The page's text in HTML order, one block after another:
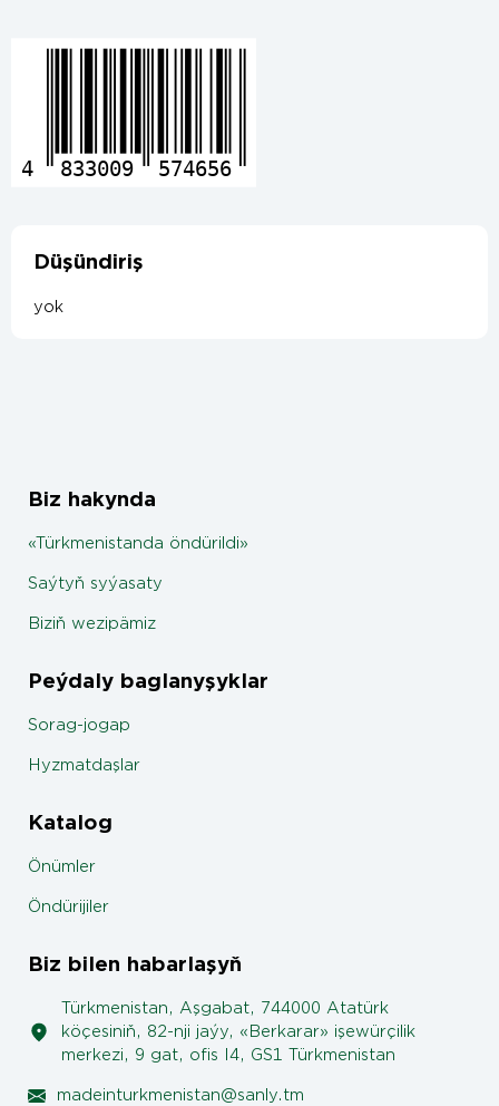
4 833009 574656
Düşündiriş
yok
Biz hakynda
«Türkmenistanda öndürildi»
Saýtyň syýasaty
Biziň wezipämiz
Peýdaly baglanyşyklar
Sorag-jogap
Hyzmatdaşlar
Katalog
Önümler
Öndürijiler
Biz bilen habarlaşyň
Türkmenistan, Aşgabat, 744000 Atatürk
köçesiniň, 82-nji jaýy, «Berkarar» işewürçilik
merkezi, 9 gat, ofis I4, GS1 Türkmenistan
madeinturkmenistan@sanly.tm